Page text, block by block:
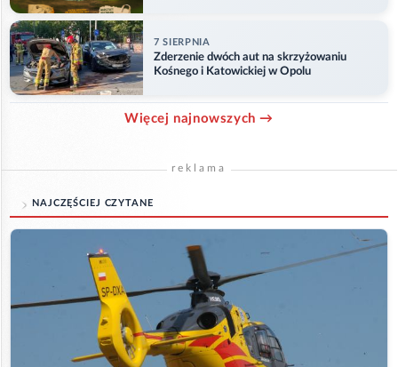
7 SIERPNIA
Zderzenie dwóch aut na skrzyżowaniu
Kośnego i Katowickiej w Opolu
Więcej najnowszych →
reklama
NAJCZĘŚCIEJ CZYTANE